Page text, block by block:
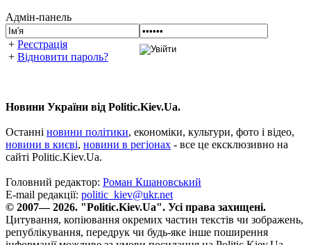
Адмін-панель
+ Реєстрація
+ Відновити пароль?
Новини України від Politic.Kiev.Ua.
Останні новини політики, економіки, культури, фото і відео,
новини в києві, новини в регіонах - все це ексклюзивно на
сайті Politic.Kiev.Ua.
Головний редактор: Роман Кшановський
E-mail редакції: politic_kiev@ukr.net
© 2007— 2026. "Politic.Kiev.Ua". Усі права захищені.
Цитування, копіювання окремих частин текстів чи зображень,
републікування, передрук чи будь-яке інше поширення